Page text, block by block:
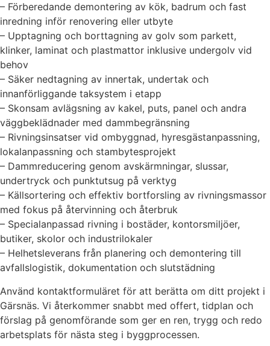
– Förberedande demontering av kök, badrum och fast
inredning inför renovering eller utbyte
– Upptagning och borttagning av golv som parkett,
klinker, laminat och plastmattor inklusive undergolv vid
behov
– Säker nedtagning av innertak, undertak och
innanförliggande taksystem i etapp
– Skonsam avlägsning av kakel, puts, panel och andra
väggbeklädnader med dammbegränsning
– Rivningsinsatser vid ombyggnad, hyresgästanpassning,
lokalanpassning och stambytesprojekt
– Dammreducering genom avskärmningar, slussar,
undertryck och punktutsug på verktyg
– Källsortering och effektiv bortforsling av rivningsmassor
med fokus på återvinning och återbruk
– Specialanpassad rivning i bostäder, kontorsmiljöer,
butiker, skolor och industrilokaler
– Helhetsleverans från planering och demontering till
avfallslogistik, dokumentation och slutstädning
Använd kontaktformuläret för att berätta om ditt projekt i
Gärsnäs. Vi återkommer snabbt med offert, tidplan och
förslag på genomförande som ger en ren, trygg och redo
arbetsplats för nästa steg i byggprocessen.